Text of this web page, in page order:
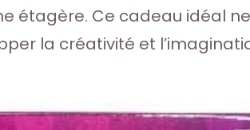
étagère. Ce cadeau idéal
la créativité et